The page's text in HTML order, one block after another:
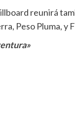
reunirá
Peso Pluma, y